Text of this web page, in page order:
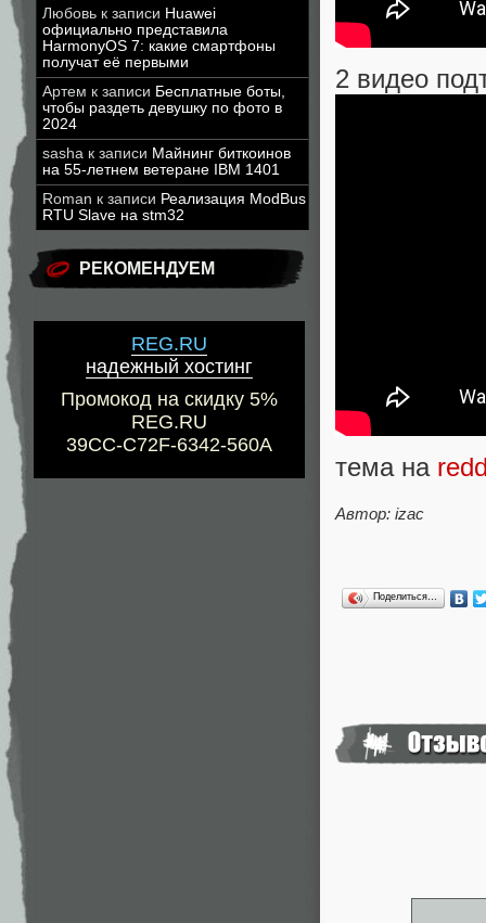
Любовь к записи Huawei
официально представила
HarmonyOS 7: какие смартфоны
получат её первыми
Артем к записи Бесплатные боты,
чтобы раздеть девушку по фото в
2024
sasha к записи Майнинг биткоинов
на 55-летнем ветеране IBM 1401
Roman к записи Реализация ModBus
RTU Slave на stm32
РЕКОМЕНДУЕМ
REG.RU
надежный хостинг
Промокод на скидку 5%
REG.RU
39CC-C72F-6342-560A
2 видео
тема на
Автор: izac
Поделиться…